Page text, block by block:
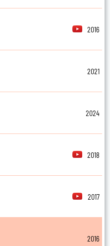
2016
2021
2024
2018
2017
2016